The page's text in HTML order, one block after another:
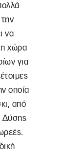
να
χώρα
για
οποία
από
Δύσης